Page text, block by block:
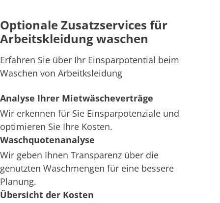
Optionale Zusatzservices für
Arbeitskleidung waschen
Erfahren Sie über Ihr Einsparpotential beim
Waschen von Arbeitksleidung
Analyse Ihrer Mietwäscheverträge
Wir erkennen für Sie Einsparpotenziale und
optimieren Sie Ihre Kosten.
Waschquotenanalyse
Wir geben Ihnen Transparenz über die
genutzten Waschmengen für eine bessere
Planung.
Übersicht der Kosten